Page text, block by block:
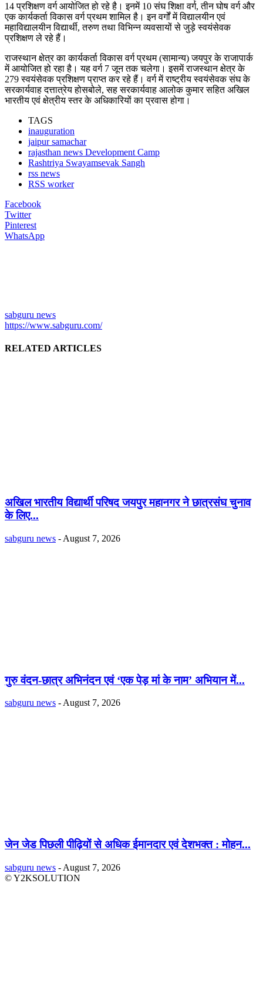
14 प्रशिक्षण वर्ग आयोजित हो रहे है। इनमें 10 संघ शिक्षा वर्ग, तीन घोष वर्ग और
एक कार्यकर्ता विकास वर्ग प्रथम शामिल है। इन वर्गों में विद्यालयीन एवं
महाविद्यालयीन विद्यार्थी, तरुण तथा विभिन्न व्यवसायों से जुड़े स्वयंसेवक
प्रशिक्षण ले रहे हैं।
राजस्थान क्षेत्र का कार्यकर्ता विकास वर्ग प्रथम (सामान्य) जयपुर के राजापार्क
में आयोजित हो रहा है। यह वर्ग 7 जून तक चलेगा। इसमें राजस्थान क्षेत्र के
279 स्वयंसेवक प्रशिक्षण प्राप्त कर रहे हैं। वर्ग में राष्ट्रीय स्वयंसेवक संघ के
सरकार्यवाह दत्तात्रेय होसबोले, सह सरकार्यवाह आलोक कुमार सहित अखिल
भारतीय एवं क्षेत्रीय स्तर के अधिकारियों का प्रवास होगा।
TAGS
inauguration
jaipur samachar
rajasthan news Development Camp
Rashtriya Swayamsevak Sangh
rss news
RSS worker
Facebook
Twitter
Pinterest
WhatsApp
sabguru news
https://www.sabguru.com/
RELATED ARTICLES
अखिल भारतीय विद्यार्थी परिषद जयपुर महानगर ने छात्रसंघ चुनाव
के लिए...
sabguru news - August 7, 2026
गुरु वंदन-छात्र अभिनंदन एवं ‘एक पेड़ मां के नाम’ अभियान में...
sabguru news - August 7, 2026
जेन जेड पिछली पीढ़ियों से अधिक ईमानदार एवं देशभक्त : मोहन...
sabguru news - August 7, 2026
© Y2KSOLUTION